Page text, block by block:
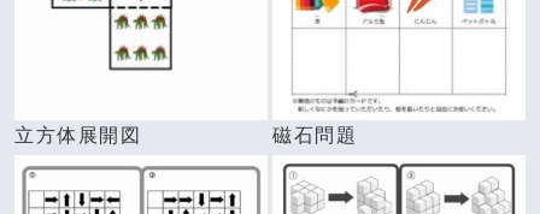
立方体展開図 磁石問題